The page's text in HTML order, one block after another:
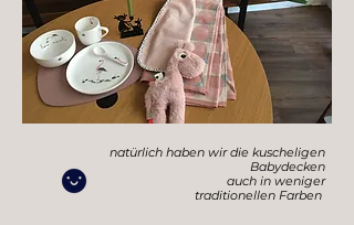
natürlich haben wir die kuscheligen
Babydecken
auch in weniger
traditionellen Farben